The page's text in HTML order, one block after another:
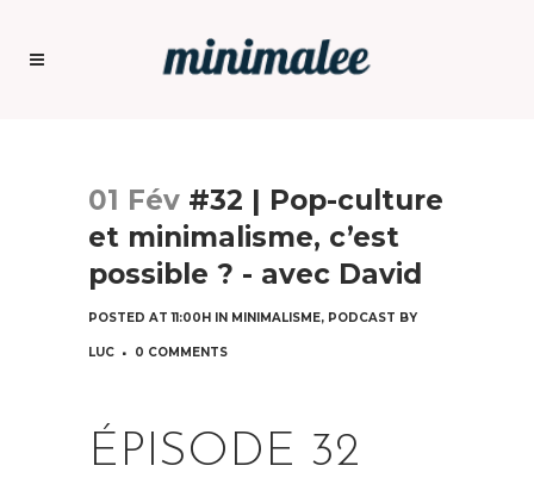
01 Fév #32 | Pop-culture
et minimalisme, c’est
possible ? - avec David
POSTED AT 11:00H IN MINIMALISME, PODCAST BY
LUC 0 COMMENTS
ÉPISODE 32